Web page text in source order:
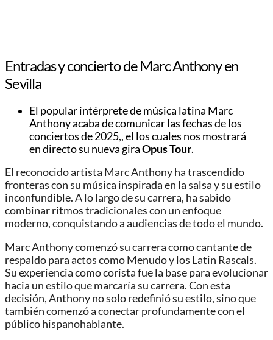
Entradas y concierto de Marc Anthony en
Sevilla
El popular intérprete de música latina Marc
Anthonyacabade comunicar las fechas de los
conciertos de 2025,,el los cuales nos mostrará
endirectosu nueva giraOpus Tour.
El reconocido artista Marc Anthony ha trascendido
fronteras con su música inspirada en la salsa y su estilo
inconfundible. A lo largo de su carrera, ha sabido
combinar ritmos tradicionales con un enfoque
moderno, conquistando a audiencias de todo el mundo.
Marc Anthony comenzó su carrera como cantante de
respaldo para actos como Menudo y los Latin Rascals.
Su experiencia como corista fue la base para evolucionar
hacia un estilo que marcaría su carrera. Con esta
decisión, Anthony no solo redefinió su estilo, sino que
también comenzó a conectar profundamente con el
público hispanohablante.